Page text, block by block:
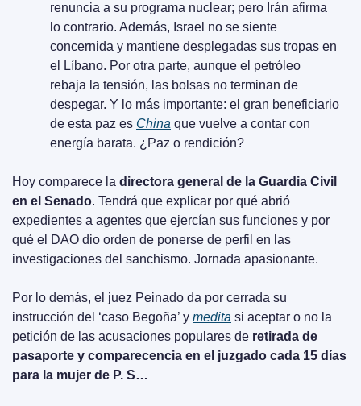
renuncia a su programa nuclear; pero Irán afirma
lo contrario. Además, Israel no se siente
concernida y mantiene desplegadas sus tropas en
el Líbano. Por otra parte, aunque el petróleo
rebaja la tensión, las bolsas no terminan de
despegar. Y lo más importante: el gran beneficiario
de esta paz es China que vuelve a contar con
energía barata. ¿Paz o rendición?
Hoy comparece la directora general de la Guardia Civil
en el Senado. Tendrá que explicar por qué abrió
expedientes a agentes que ejercían sus funciones y por
qué el DAO dio orden de ponerse de perfil en las
investigaciones del sanchismo. Jornada apasionante.
Por lo demás, el juez Peinado da por cerrada su
instrucción del ‘caso Begoña’ y medita si aceptar o no la
petición de las acusaciones populares de retirada de
pasaporte y comparecencia en el juzgado cada 15 días
para la mujer de P. S…